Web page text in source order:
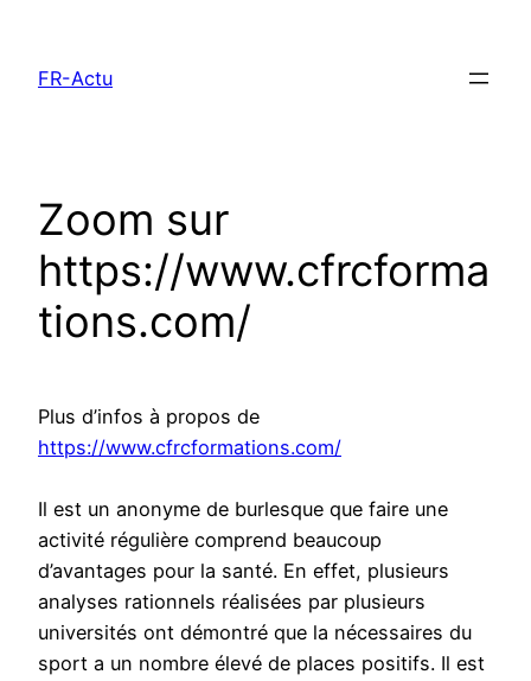
contenu
FR-Actu
Zoom sur
https://www.cfrcforma
tions.com/
Plus d’infos à propos de
https://www.cfrcformations.com/
Il est un anonyme de burlesque que faire une
activité régulière comprend beaucoup
d’avantages pour la santé. En effet, plusieurs
analyses rationnels réalisées par plusieurs
universités ont démontré que la nécessaires du
sport a un nombre élevé de places positifs. Il est